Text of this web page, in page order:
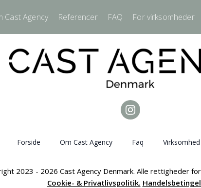
Cast Agency Referencer FAQ For virksomheder
Forside Om Cast Agency Faq Virksomhed
2023 - 2026 Cast Agency Denmark. Alle rettigheder
Cookie- & Privatlivspolitik.